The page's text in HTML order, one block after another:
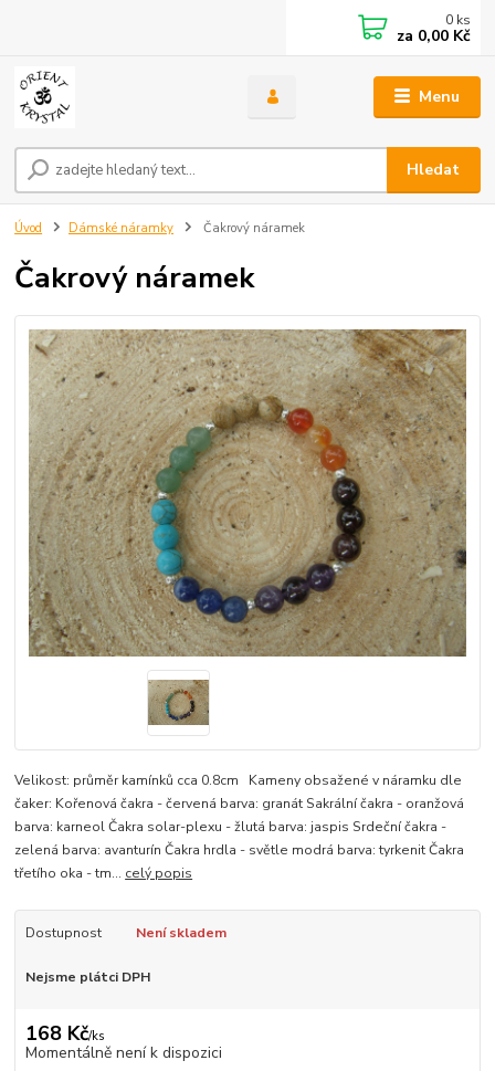
Menu
Hledat
0 ks
za 0,00 Kč
Úvod Dámské náramky Čakrový náramek
Čakrový náramek
Velikost: průměr kamínků cca 0.8cm Kameny obsažené v náramku dle
čaker: Kořenová čakra - červená barva: granát Sakrální čakra - oranžová
barva: karneol Čakra solar-plexu - žlutá barva: jaspis Srdeční čakra -
zelená barva: avanturín Čakra hrdla - světle modrá barva: tyrkenit Čakra
třetího oka - tm... celý popis
Dostupnost Není skladem
Nejsme plátci DPH
168 Kč/ks
Momentálně není k dispozici